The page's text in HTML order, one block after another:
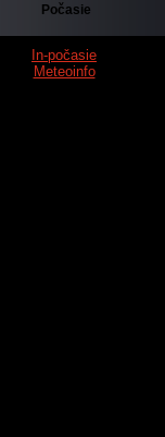
Počasie
In-počasie
Meteoinfo